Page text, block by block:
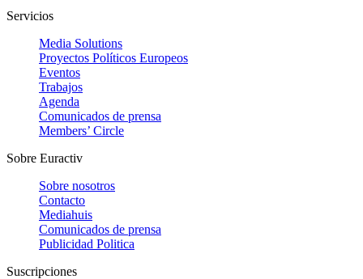
Servicios
Media Solutions
Proyectos Políticos Europeos
Eventos
Trabajos
Agenda
Comunicados de prensa
Members’ Circle
Sobre Euractiv
Sobre nosotros
Contacto
Mediahuis
Comunicados de prensa
Publicidad Politica
Suscripciones